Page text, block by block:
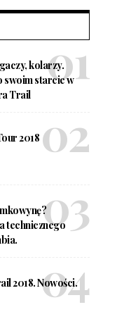
kolarzy.
swoim starcie w
Trail
2018
technicznego
2018. Nowości.